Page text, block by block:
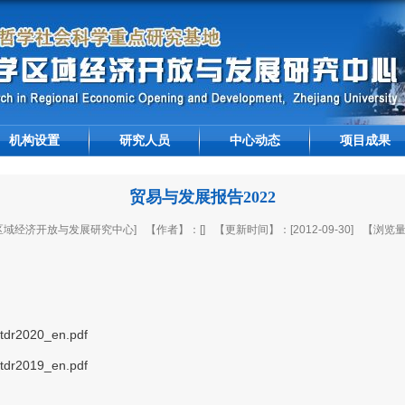
机构设置 研究人员 中心动态 项目成果
贸易与发展报告2022
经济开放与发展研究中心] 【作者】：[] 【更新时间】：[2012-09-30] 【浏览